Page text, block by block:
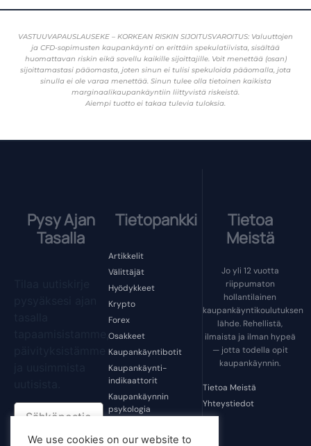
VASTUUVAPAUSLAUSEKE – KORKEAN RISKIN SIJOITUSVAROITUS: Valuuttojen
ja CFD-sopimusten kaupankäynti on erittäin spekulatiivista, sisältää
huomattavan riskin eikä sovellu kaikille sijoittajille. Voit menettää (osan)
sijoittamastasi pääomasta, joten sinun ei tulisi spekuloida pääomalla, jota
sinulla ei ole varaa menettää. Sinun tulee olla tietoinen kaikista
marginaalikaupankäyntiin liittyvistä riskeistä.
Aiempi tuotto ei takaa tulevia tuloksia.
Pysy Ajan
Tasalla
tapaamisistamme,
Tietopankki
Artikkelit
Välittäjät
Hyödykkeet
Krypto
Forex
Osakkeet
Kaupankäyntibotit
Kaupankäynti-
indikaattorit
Kaupankäynnin
psykologia
Kaupankäyntiohjelmistot
Tietoa
Meistä
Jo yli 12 vuotta
riippumaton
hollantilainen
kaupankäyntikoulutuksen
lähde. Rehellistä,
ilmaista ja ilman hypeä
— jotta todella opit
kaupankäynnin.
Tietoa Meistä
Yhteystiedot
We use cookies on our website to